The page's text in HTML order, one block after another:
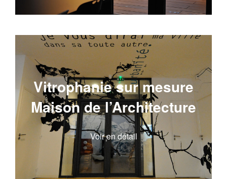
Vitrophanie sur mesure
Maison de l’Architecture
Voir en détail